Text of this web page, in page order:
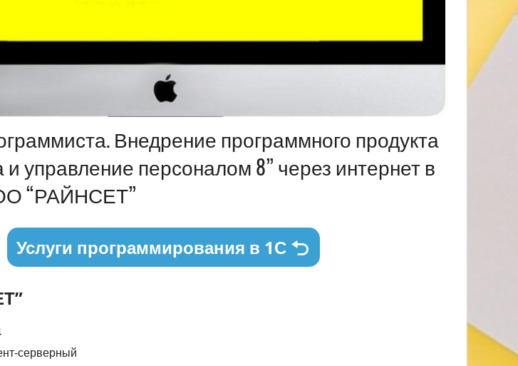
Внедрение программного продукта
и управление персоналом 8” через интернет в
“РАЙНСЕТ”
Услуги программирования в 1С
серверный